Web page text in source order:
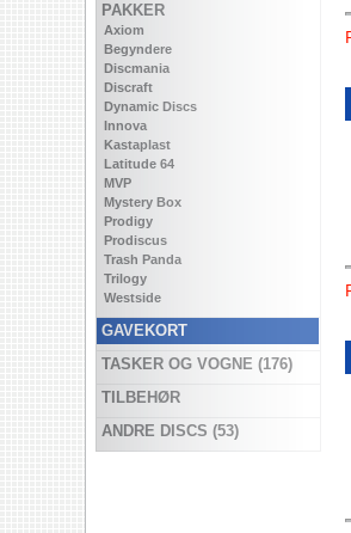
PAKKER
Axiom
Begyndere
Discmania
Discraft
Dynamic Discs
Innova
Kastaplast
Latitude 64
MVP
Mystery Box
Prodigy
Prodiscus
Trash Panda
Trilogy
Westside
GAVEKORT
TASKER OG VOGNE (176)
TILBEHØR
ANDRE DISCS (53)